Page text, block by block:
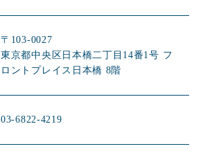
〒103-0027
東京都中央区日本橋二丁目14番1号 フ
ロントプレイス日本橋 8階
03-6822-4219